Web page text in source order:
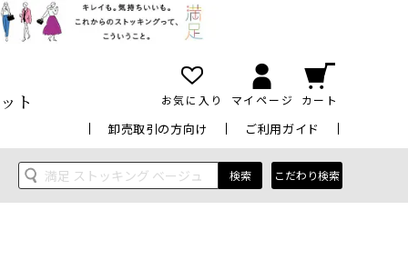
ト お気に入り マイページ カート
卸売取引の方向け ご利用ガイド
検索 こだわり検索